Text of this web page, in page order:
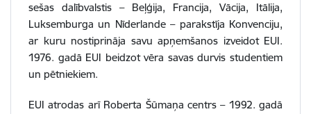
sešas dalībvalstis – Beļģija, Francija, Vācija, Itālija,
Luksemburga un Nīderlande – parakstīja Konvenciju,
ar kuru nostiprināja savu apņemšanos izveidot EUI.
1976. gadā EUI beidzot vēra savas durvis studentiem
un pētniekiem.
EUI atrodas arī Roberta Šūmaņa centrs – 1992. gadā